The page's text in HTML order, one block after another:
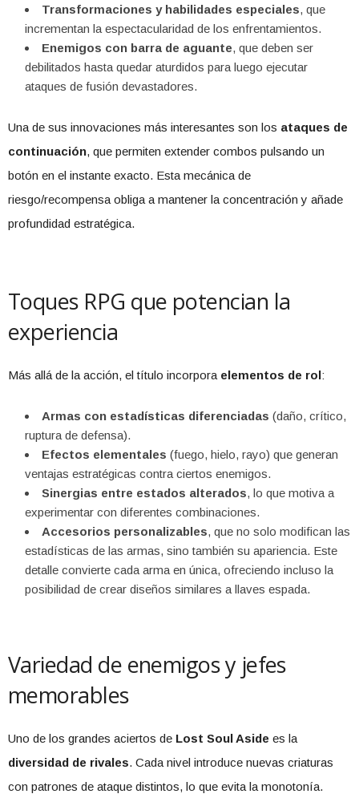
Transformaciones y habilidades especiales, que
incrementan la espectacularidad de los enfrentamientos.
Enemigos con barra de aguante, que deben ser
debilitados hasta quedar aturdidos para luego ejecutar
ataques de fusión devastadores.
Una de sus innovaciones más interesantes son los ataques de
continuación, que permiten extender combos pulsando un
botón en el instante exacto. Esta mecánica de
riesgo/recompensa obliga a mantener la concentración y añade
profundidad estratégica.
Toques RPG que potencian la
experiencia
Más allá de la acción, el título incorpora elementos de rol:
Armas con estadísticas diferenciadas (daño, crítico,
ruptura de defensa).
Efectos elementales (fuego, hielo, rayo) que generan
ventajas estratégicas contra ciertos enemigos.
Sinergias entre estados alterados, lo que motiva a
experimentar con diferentes combinaciones.
Accesorios personalizables, que no solo modifican las
estadísticas de las armas, sino también su apariencia. Este
detalle convierte cada arma en única, ofreciendo incluso la
posibilidad de crear diseños similares a llaves espada.
Variedad de enemigos y jefes
memorables
Uno de los grandes aciertos de Lost Soul Aside es la
diversidad de rivales. Cada nivel introduce nuevas criaturas
con patrones de ataque distintos, lo que evita la monotonía.